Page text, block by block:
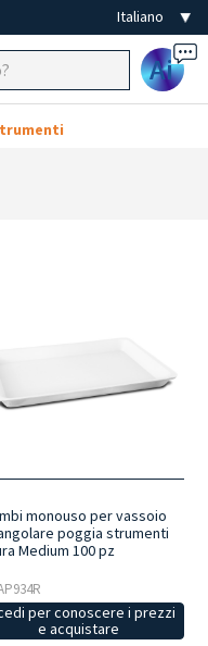
Ai
monouso per vassoio
poggia strumenti
Medium 100 pz
per conoscere i prezzi
e acquistare